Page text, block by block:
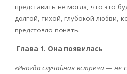
представить не могла, что это
долгой, тихой, глубокой любви,
предстояло понять.
Глава 1. Она появилась
«Иногда случайная встреча — не